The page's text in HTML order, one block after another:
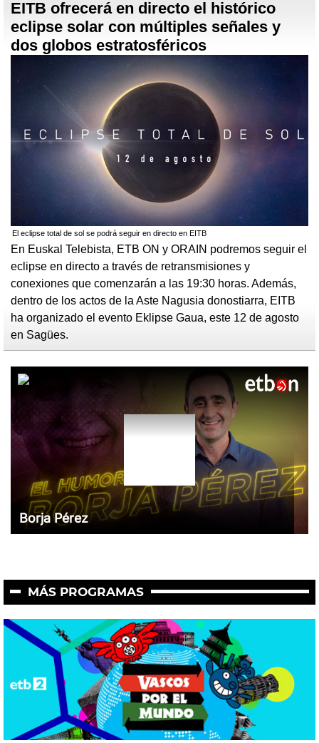
EITB ofrecerá en directo el histórico
eclipse solar con múltiples señales y
dos globos estratosféricos
El eclipse total de sol se podrá seguir en directo en EITB
En Euskal Telebista, ETB ON y ORAIN podremos seguir el
eclipse en directo a través de retransmisiones y
conexiones que comenzarán a las 19:30 horas. Además,
dentro de los actos de la Aste Nagusia donostiarra, EITB
ha organizado el evento Eklipse Gaua, este 12 de agosto
en Sagües.
Borja Pérez
MÁS PROGRAMAS